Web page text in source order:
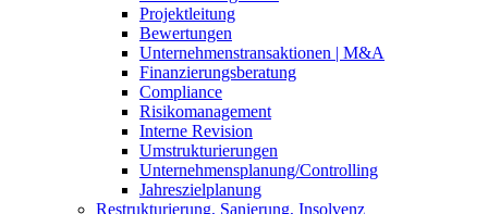
Projektleitung
Bewertungen
Unternehmenstransaktionen | M&A
Finanzierungsberatung
Compliance
Risikomanagement
Interne Revision
Umstrukturierungen
Unternehmensplanung/Controlling
Jahreszielplanung
Restrukturierung, Sanierung, Insolvenz